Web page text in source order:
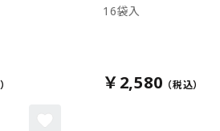
16袋入
￥2,580